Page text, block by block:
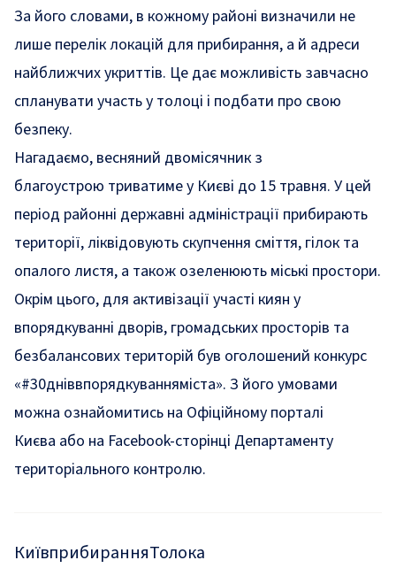
За його словами, в кожному районі визначили не
лише перелік локацій для прибирання, а й адреси
найближчих укриттів. Це дає можливість завчасно
спланувати участь у толоці і подбати про свою
безпеку.
Нагадаємо, весняний двомісячник з
благоустрою триватиме у Києві до 15 травня. У цей
період районні державні адміністрації прибирають
території, ліквідовують скупчення сміття, гілок та
опалого листя, а також озеленюють міські простори.
Окрім цього, для активізації участі киян у
впорядкуванні дворів, громадських просторів та
безбалансових територій був оголошений конкурс
«#30дніввпорядкуванняміста». З його умовами
можна ознайомитись на Офіційному порталі
Києва або на Facebook-сторінці Департаменту
територіального контролю.
КиївприбиранняТолока